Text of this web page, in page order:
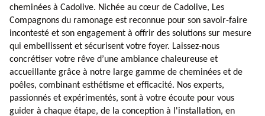
cheminées à Cadolive. Nichée au cœur de Cadolive, Les
Compagnons du ramonage est reconnue pour son savoir-faire
incontesté et son engagement à offrir des solutions sur mesure
qui embellissent et sécurisent votre foyer. Laissez-nous
concrétiser votre rêve d’une ambiance chaleureuse et
accueillante grâce à notre large gamme de cheminées et de
poêles, combinant esthétisme et efficacité. Nos experts,
passionnés et expérimentés, sont à votre écoute pour vous
guider à chaque étape, de la conception à l'installation, en